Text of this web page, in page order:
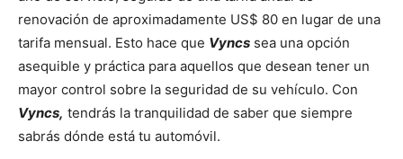
renovación de aproximadamente US$ 80 en lugar de una
tarifa mensual. Esto hace que Vyncs sea una opción
asequible y práctica para aquellos que desean tener un
mayor control sobre la seguridad de su vehículo. Con
Vyncs, tendrás la tranquilidad de saber que siempre
sabrás dónde está tu automóvil.